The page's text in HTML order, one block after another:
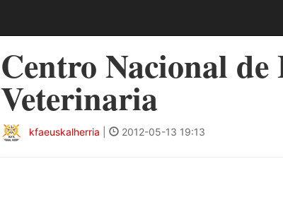
Centro Nacional
Veterinaria
kfaeuskalherria 2012-05-13 19:13